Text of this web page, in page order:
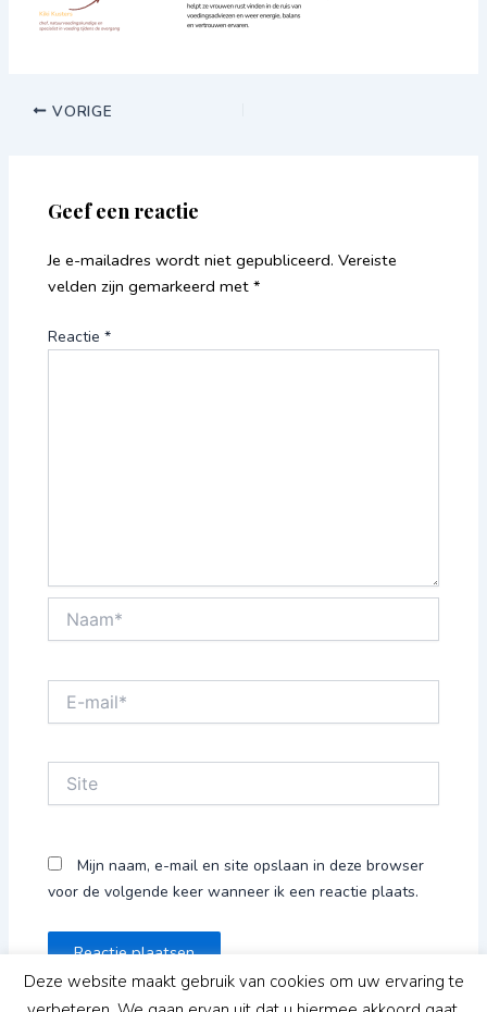
VORIGE
Geef een reactie
Je e-mailadres wordt niet gepubliceerd. Vereiste
velden zijn gemarkeerd met*
Reactie*
mail*
Mijn naam, e-mail en site opslaan in deze browser
voor de volgende keer wanneer ik een reactie plaats.
Deze website maakt gebruik van cookies om uw ervaring te